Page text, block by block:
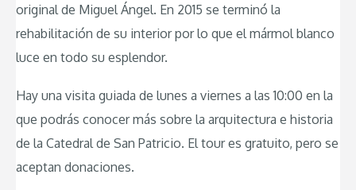
original de Miguel Ángel. En 2015 se terminó la
rehabilitación de su interior por lo que el mármol blanco
luce en todo su esplendor.
Hay una visita guiada de lunes a viernes a las 10:00 en la
que podrás conocer más sobre la arquitectura e historia
de la Catedral de San Patricio. El tour es gratuito, pero se
aceptan donaciones.